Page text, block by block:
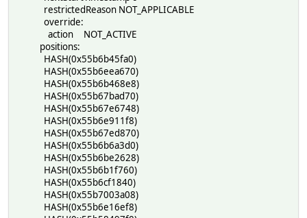
restrictedReason NOT_APPLICABLE
override:
action NOT_ACTIVE
positions:
HASH(0x55b6b45fa0)
HASH(0x55b6eea670)
HASH(0x55b6b468e8)
HASH(0x55b67bad70)
HASH(0x55b67e6748)
HASH(0x55b6e911f8)
HASH(0x55b67ed870)
HASH(0x55b6b6a3d0)
HASH(0x55b6be2628)
HASH(0x55b6b1f760)
HASH(0x55b6cf1840)
HASH(0x55b7003a08)
HASH(0x55b6e16ef8)